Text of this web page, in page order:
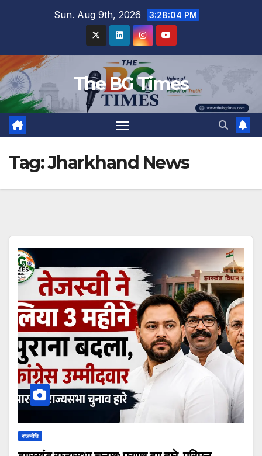
Sun. Aug 9th, 2026 3:28:05 PM
The BG Times
Tag:Jharkhand News
राजनीति